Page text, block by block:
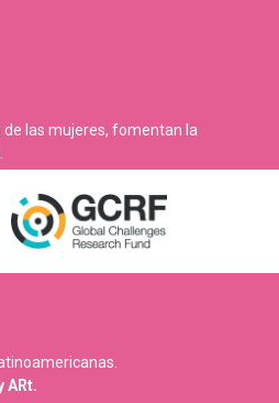
de las mujeres, fomentan la
ARt.